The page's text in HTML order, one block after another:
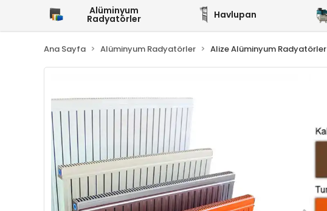
Alüminyum
Radyatörler Havlupan
Ana Sayfa Alüminyum Radyatörler Alize Alüminyum Radyatörler